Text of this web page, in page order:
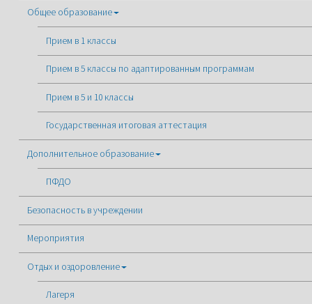
Общее образование
Прием в 1 классы
Прием в 5 классы по адаптированным программам
Прием в 5 и 10 классы
Государственная итоговая аттестация
Дополнительное образование
ПФДО
Безопасность в учреждении
Мероприятия
Отдых и оздоровление
Лагеря